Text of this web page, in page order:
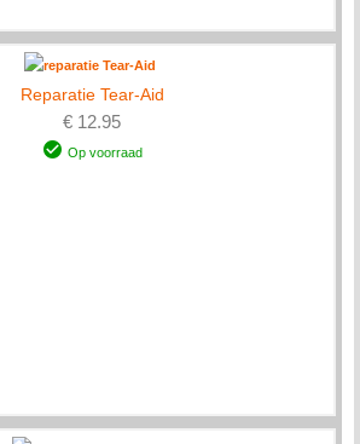
Reparatie Tear-Aid
€ 12.95
Op voorraad